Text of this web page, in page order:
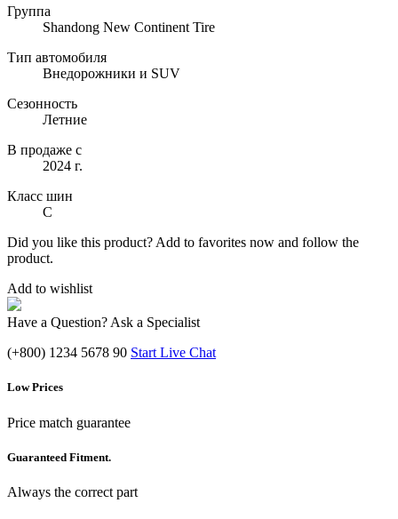
Группа
Shandong New Continent Tire
Тип автомобиля
Внедорожники и SUV
Сезонность
Летние
В продаже с
2024 г.
Класс шин
C
Did you like this product? Add to favorites now and follow the
product.
Add to wishlist
Have a Question? Ask a Specialist
(+800) 1234 5678 90 Start Live Chat
Low Prices
Price match guarantee
Guaranteed Fitment.
Always the correct part